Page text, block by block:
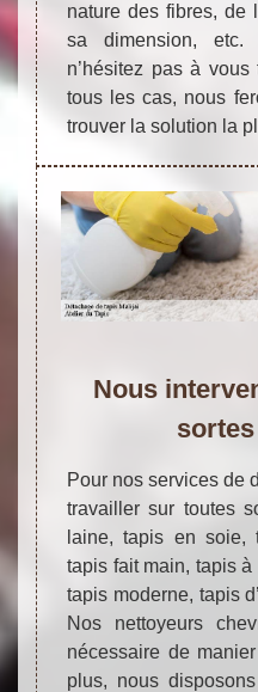
nature des fibres, de
sa dimension,
n’hésitez pas à
tous les cas, nous
trouver la solution la
Nous
Pour nos services de
travailler sur toutes
laine, tapis en soie,
tapis fait main, tapis
tapis moderne, tapis
Nos nettoyeurs
nécessaire de
plus, nous